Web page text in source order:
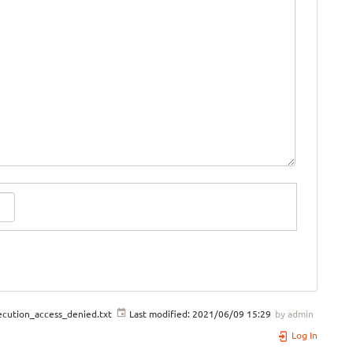
Last modified: 2021/06/09 15:29 byadmin
Log In